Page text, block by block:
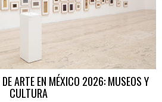
ARTE EN MÉXICO 2026: MUSEOS Y
CULTURA